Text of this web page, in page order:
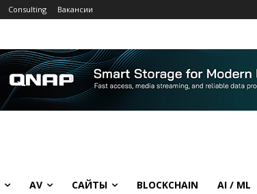
Consulting Вакансии
AV САЙТЫ BLOCKCHAIN AI / ML